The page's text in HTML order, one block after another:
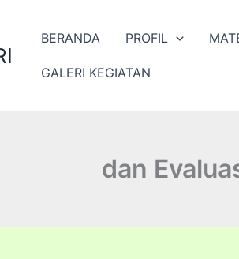
BERANDA PROFIL
GALERI KEGIATAN
dan